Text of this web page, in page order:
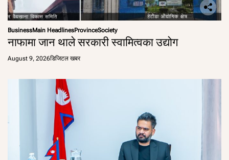
BusinessMain HeadlinesProvinceSociety
नाफामा जान थाले सरकारी स्वामित्वका उद्योग
August 9, 2026डिजिटल खबर